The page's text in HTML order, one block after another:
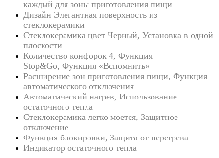
каждый для зоны приготовления пищи
Дизайн Элегантная поверхность из
стеклокерамики
Стеклокерамика цвет Черный, Установка в одной
плоскости
Количество конфорок 4, Функция
Stop&Go, Функция «Вспомнить»
Расширение зон приготовления пищи, Функция
автоматического отключения
Автоматический нагрев, Использование
остаточного тепла
Стеклокерамика легко моется, Защитное
отключение
Функция блокировки, Защита от перегрева
Индикатор остаточного тепла